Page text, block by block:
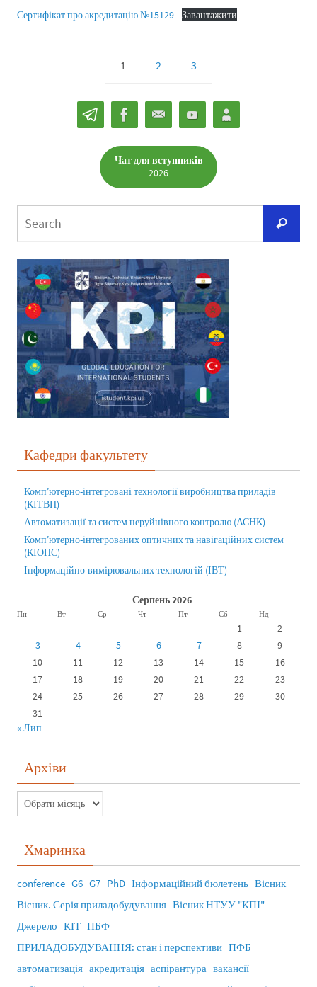
Сертифікат про акредитацію №15129 Завантажити
1 2 3
Чат для вступників
2026
Кафедри факультету
Комп’ютерно-інтегровані технології виробництва приладів
(КІТВП)
Автоматизації та систем неруйнівного контролю (АСНК)
Комп’ютерно-інтегрованих оптичних та навігаційних систем
(КІОНС)
Інформаційно-вимірювальних технологій (ІВТ)
Серпень 2026
Пн Вт Ср Чт Пт Сб Нд
1
2
3
4 5 6 7 8
9
10
11 12 13 14 15
16
17
18 19 20 21 22
23
24
25 26 27 28 29
30
31
« Лип
Архіви
Хмаринка
conference G6 G7 PhD Інформаційний бюлетень Вісник
Вісник. Серія приладобудування Вісник НТУУ "КПІ"
Джерело КІТ ПБФ
ПРИЛАДОБУДУВАННЯ: стан і перспективи ПФБ
автоматизація акредитація аспірантура вакансії